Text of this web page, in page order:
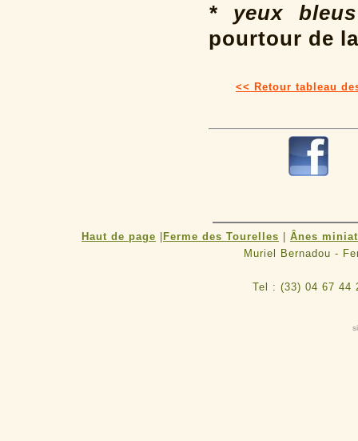
* yeux bleus
pourtour de
<< Retour tableau
Haut de page Ferme des Tourelles
Ânes
Muriel Bernadou -
Tel : (33) 04 67 44